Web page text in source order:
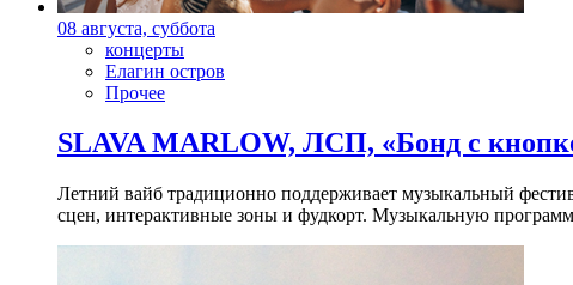
08 августа, суббота
концерты
Елагин остров
Прочее
SLAVA MARLOW, ЛСП, «Бонд с
Летний вайб традиционно поддерживает музыкальный
сцен, интерактивные зоны и фудкорт. Музыкальную